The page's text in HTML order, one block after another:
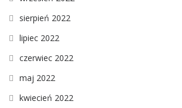
sierpień 2022
lipiec 2022
czerwiec 2022
maj 2022
kwiecień 2022